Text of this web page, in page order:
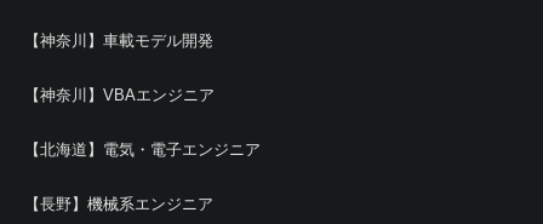
【神奈川】車載モデル開発
【神奈川】VBAエンジニア
【北海道】電気・電子エンジニア
【長野】機械系エンジニア